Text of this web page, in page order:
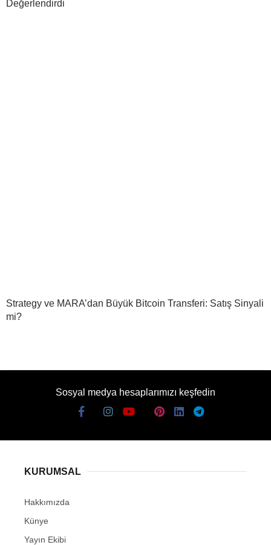
Değerlendirdi
Strategy ve MARA’dan Büyük Bitcoin Transferi: Satış Sinyali
mi?
Sosyal medya hesaplarımızı keşfedin
KURUMSAL
Hakkımızda
Künye
Yayın Ekibi